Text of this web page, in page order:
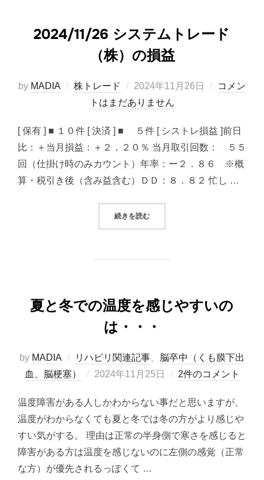
2024/11/26 システムトレード
（株）の損益
by MADIA 株トレード
投
稿
2024年11月26日
コメン
トはまだありません
[ 保有 ] ■ １０件 [ 決済 ] ■ ５件 [ シストレ損益 ]前日
比：＋当月損益：＋２．２０％ 当月取引回数： ５５
回（仕掛け時のみカウント）年率：ー２．８６ ※概
算・税引き後（含み益含む）ＤＤ：８．８２ 忙し …
続きを読む“2024/11/26 システムトレード（
夏と冬での温度を感じやすいの
は・・・
by MADIA リハビリ関連記事
脳卒中（くも膜下出
血、脳梗塞）
投
日:
2024年11月25日 2件のコメント
温度障害がある人しかわからない事だと思いますが、
温度がわからなくても夏と冬では冬の方がより感じや
すい気がする。 理由は正常の半身側で寒さを感じると
障害がある方は温度を感じないのに左側の感覚（正常
な方）が優先されるっぽくて …